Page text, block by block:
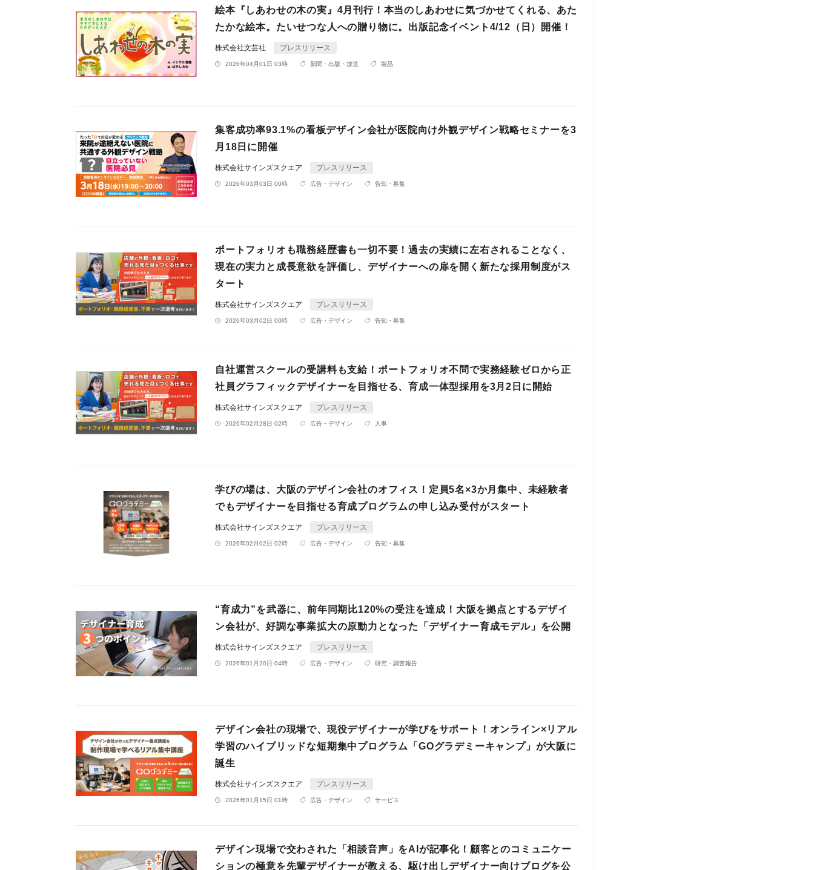
絵本『しあわせの木の実』4月刊行！本当のしあわせに気づかせてくれる、あた
たかな絵本。たいせつな人への贈り物に。出版記念イベント4/12（日）開催！
株式会社文芸社 プレスリリース
2026年04月01日 03時 新聞・出版・放送 製品
集客成功率93.1%の看板デザイン会社が医院向け外観デザイン戦略セミナーを3
月18日に開催
株式会社サインズスクエア プレスリリース
2026年03月03日 00時 広告・デザイン 告知・募集
ポートフォリオも職務経歴書も一切不要！過去の実績に左右されることなく、
現在の実力と成長意欲を評価し、デザイナーへの扉を開く新たな採用制度がス
タート
株式会社サインズスクエア プレスリリース
2026年03月02日 00時 広告・デザイン 告知・募集
自社運営スクールの受講料も支給！ポートフォリオ不問で実務経験ゼロから正
社員グラフィックデザイナーを目指せる、育成一体型採用を3月2日に開始
株式会社サインズスクエア プレスリリース
2026年02月28日 02時 広告・デザイン 人事
学びの場は、大阪のデザイン会社のオフィス！定員5名×3か月集中、未経験者
でもデザイナーを目指せる育成プログラムの申し込み受付がスタート
株式会社サインズスクエア プレスリリース
2026年02月02日 02時 広告・デザイン 告知・募集
“育成力”を武器に、前年同期比120%の受注を達成！大阪を拠点とするデザイ
ン会社が、好調な事業拡大の原動力となった「デザイナー育成モデル」を公開
株式会社サインズスクエア プレスリリース
2026年01月20日 04時 広告・デザイン 研究・調査報告
デザイン会社の現場で、現役デザイナーが学びをサポート！オンライン×リアル
学習のハイブリッドな短期集中プログラム「GOグラデミーキャンプ」が大阪に
誕生
株式会社サインズスクエア プレスリリース
2026年01月15日 01時 広告・デザイン サービス
デザイン現場で交わされた「相談音声」をAIが記事化！顧客とのコミュニケー
ションの極意を先輩デザイナーが教える、駆け出しデザイナー向けブログを公